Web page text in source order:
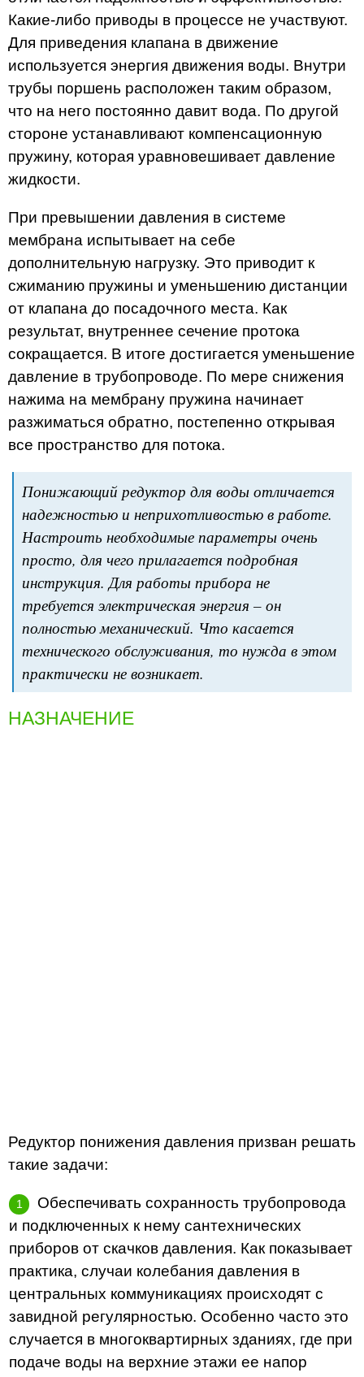
Какие-либо приводы в процессе не участвуют.
Для приведения клапана в движение
используется энергия движения воды. Внутри
трубы поршень расположен таким образом,
что на него постоянно давит вода. По другой
стороне устанавливают компенсационную
пружину, которая уравновешивает давление
жидкости.
При превышении давления в системе
мембрана испытывает на себе
дополнительную нагрузку. Это приводит к
сжиманию пружины и уменьшению дистанции
от клапана до посадочного места. Как
результат, внутреннее сечение протока
сокращается. В итоге достигается уменьшение
давление в трубопроводе. По мере снижения
нажима на мембрану пружина начинает
разжиматься обратно, постепенно открывая
все пространство для потока.
Понижающий редуктор для воды отличается
надежностью и неприхотливостью в работе.
Настроить необходимые параметры очень
просто, для чего прилагается подробная
инструкция. Для работы прибора не
требуется электрическая энергия – он
полностью механический. Что касается
технического обслуживания, то нужда в этом
практически не возникает.
НАЗНАЧЕНИЕ
Редуктор понижения давления призван решать
такие задачи:
Обеспечивать сохранность трубопровода
и подключенных к нему сантехнических
приборов от скачков давления. Как показывает
практика, случаи колебания давления в
центральных коммуникациях происходят с
завидной регулярностью. Особенно часто это
случается в многоквартирных зданиях, где при
подаче воды на верхние этажи ее напор